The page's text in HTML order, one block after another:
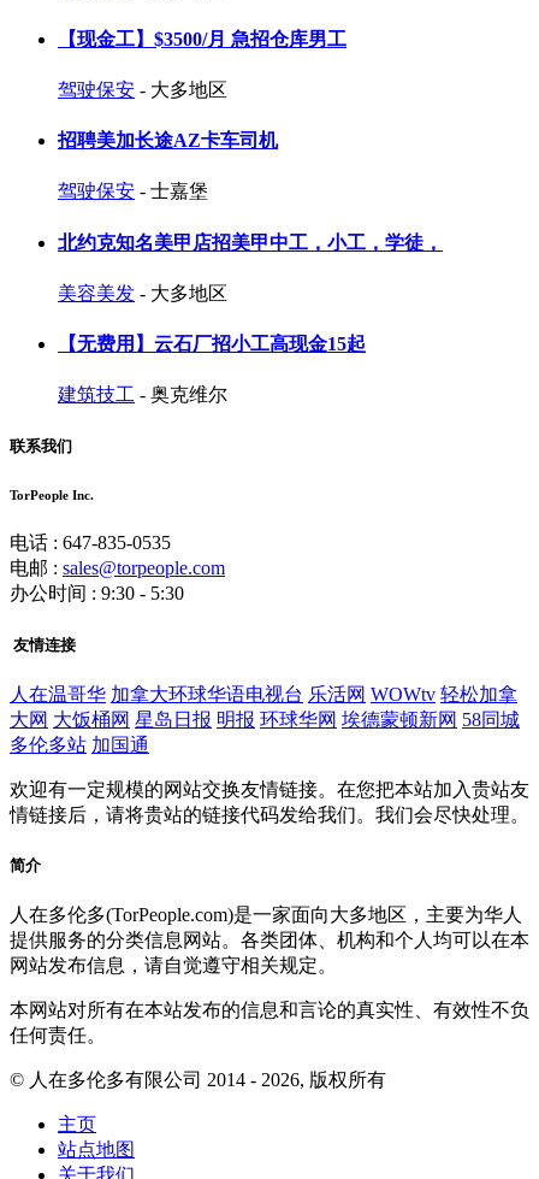
【现金工】$3500/月 急招仓库男工
驾驶保安 - 大多地区
招聘美加长途AZ卡车司机
驾驶保安 - 士嘉堡
北约克知名美甲店招美甲中工，小工，学徒，
美容美发 - 大多地区
【无费用】云石厂招小工高现金15起
建筑技工 - 奥克维尔
联系我们
TorPeople Inc.
电话 : 647-835-0535
电邮 : sales@torpeople.com
办公时间 : 9:30 - 5:30
友情连接
人在温哥华 加拿大环球华语电视台 乐活网 WOWtv 轻松加拿
大网 大饭桶网 星岛日报 明报 环球华网 埃德蒙顿新网 58同城
多伦多站 加国通
欢迎有一定规模的网站交换友情链接。在您把本站加入贵站友
情链接后，请将贵站的链接代码发给我们。我们会尽快处理。
简介
人在多伦多(TorPeople.com)是一家面向大多地区，主要为华人
提供服务的分类信息网站。各类团体、机构和个人均可以在本
网站发布信息，请自觉遵守相关规定。
本网站对所有在本站发布的信息和言论的真实性、有效性不负
任何责任。
© 人在多伦多有限公司 2014 - 2026, 版权所有
主页
站点地图